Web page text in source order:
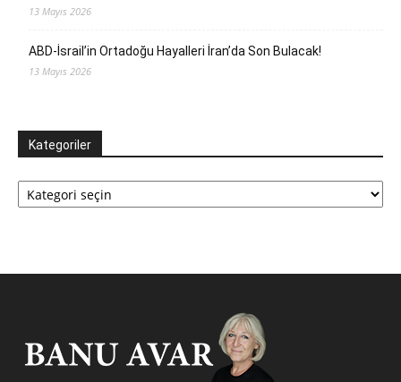
13 Mayıs 2026
ABD-İsrail’in Ortadoğu Hayalleri İran’da Son Bulacak!
13 Mayıs 2026
Kategoriler
Kategoriler